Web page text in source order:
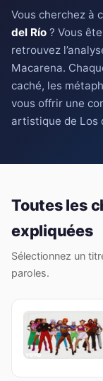
Vous cherchez à
del Río ? Vous
retrouvez
Macarena.
caché, les
vous offrir une
artistique de Los
Toutes les
expliquées
Sélectionnez un
paroles.